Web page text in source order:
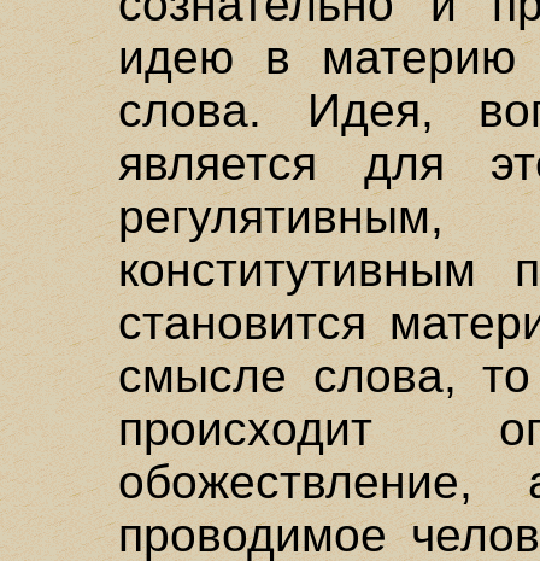
идею в материю
слова. Идея,
является для
конститутивным
становится
смысле слова,
происходит
обожествление,
проводимое